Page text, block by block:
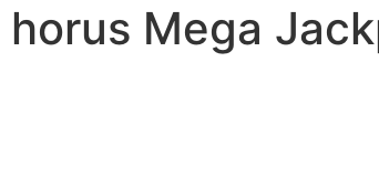
Mega